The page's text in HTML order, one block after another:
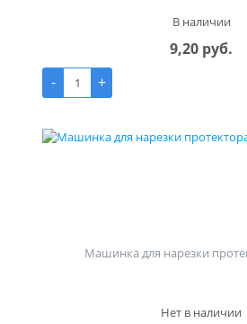
В наличии
9,20 руб.
-
+
Машинка для нарезки
Нет в наличии